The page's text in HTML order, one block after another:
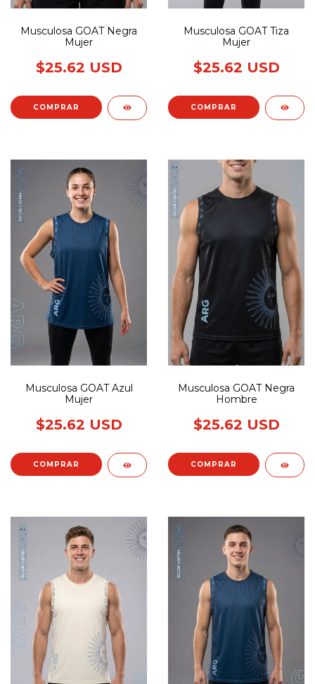
Musculosa GOAT Negra
Mujer
$25.62 USD
COMPRAR
Musculosa GOAT Tiza
Mujer
$25.62 USD
COMPRAR
Musculosa GOAT Azul
Mujer
$25.62 USD
COMPRAR
Musculosa GOAT Negra
Hombre
$25.62 USD
COMPRAR